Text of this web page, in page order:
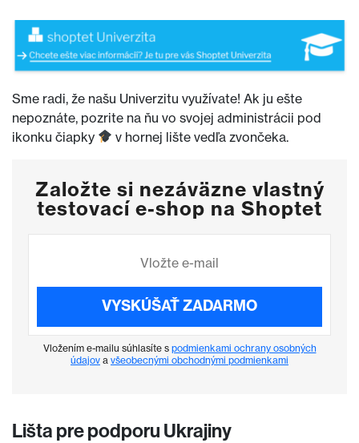
Sme radi, že našu Univerzitu využívate! Ak ju ešte
nepoznáte, pozrite na ňu vo svojej administrácii pod
ikonku čiapky
v hornej lište vedľa zvončeka.
Založte si nezáväzne vlastný
testovací e-shop na Shoptet
VYSKÚŠAŤ ZADARMO
Vložením e-mailu súhlasíte s podmienkami ochrany osobných
údajov a všeobecnými obchodnými podmienkami
Lišta pre podporu Ukrajiny